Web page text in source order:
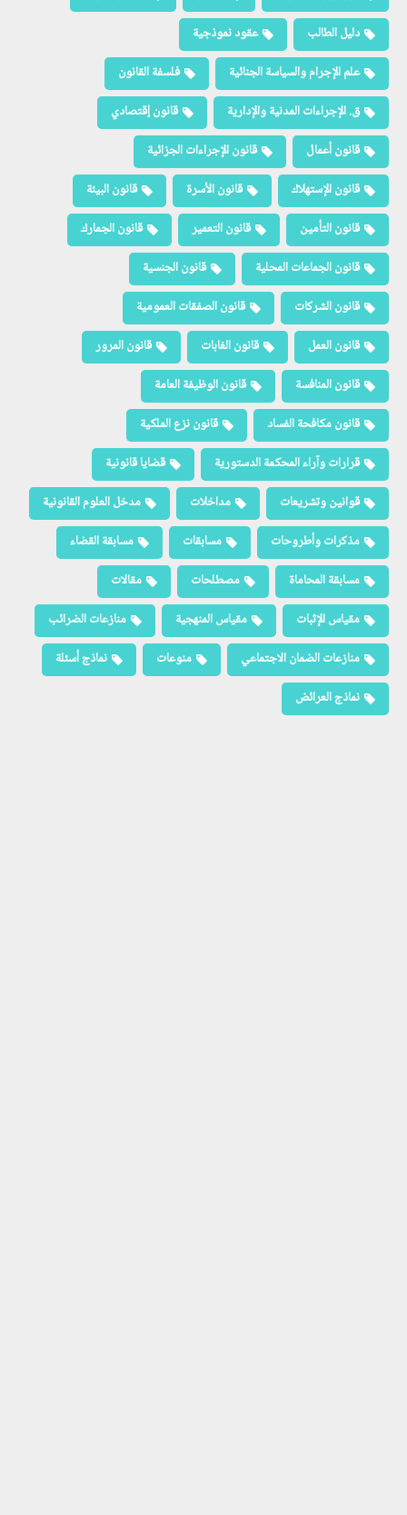
دليل الطالب
عقود نموذجية
علم الإجرام والسياسة الجنائية
فلسفة القانون
ق. الإجراءات المدنية والإدارية
قانون إقتصادي
قانون أعمال
قانون الإجراءات الجزائية
قانون الإستهلاك
قانون الأسرة
قانون البيئة
قانون التأمين
قانون التعمير
قانون الجمارك
قانون الجماعات المحلية
قانون الجنسية
قانون الشركات
قانون الصفقات العمومية
قانون العمل
قانون الغابات
قانون المرور
قانون المنافسة
قانون الوظيفة العامة
قانون مكافحة الفساد
قانون نزع الملكية
قرارات وآراء المحكمة الدستورية
قضايا قانونية
قوانين وتشريعات
مداخلات
مدخل العلوم القانونية
مذكرات وأطروحات
مسابقات
مسابقة القضاء
مسابقة المحاماة
مصطلحات
مقالات
مقياس الإثبات
مقياس المنهجية
منازعات الضرائب
منازعات الضمان الاجتماعي
منوعات
نماذج أسئلة
نماذج العرائض